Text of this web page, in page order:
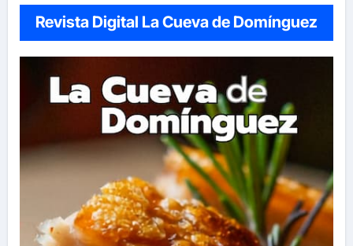
Revista Digital La Cueva de Domínguez